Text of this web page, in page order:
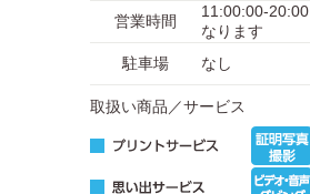
営業時間
11:00:00-
なります
駐車場
なし
取扱い商品／サービス